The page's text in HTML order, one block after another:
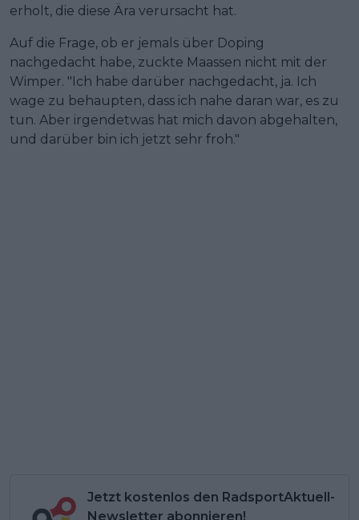
erholt, die diese Ära verursacht hat.
Auf die Frage, ob er jemals über Doping
nachgedacht habe, zuckte Maassen nicht mit der
Wimper. "Ich habe darüber nachgedacht, ja. Ich
wage zu behaupten, dass ich nahe daran war, es zu
tun. Aber irgendetwas hat mich davon abgehalten,
und darüber bin ich jetzt sehr froh."
Jetzt kostenlos den RadsportAktuell-
Newsletter abonnieren!